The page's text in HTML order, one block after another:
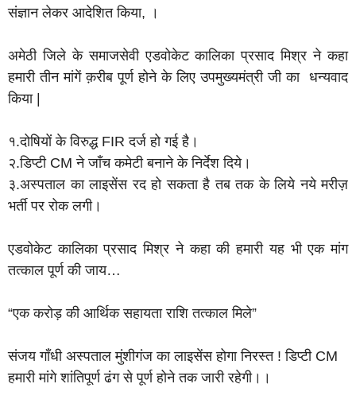
संज्ञान लेकर आदेशित किया, ।
अमेठी जिले के समाजसेवी एडवोकेट कालिका प्रसाद मिश्र ने कहा
हमारी तीन मांगें क़रीब पूर्ण होने के लिए उपमुख्यमंत्री जी का धन्यवाद
किया |
१.दोषियों के विरुद्ध FIR दर्ज हो गई है।
२.डिप्टी CM ने जाँच कमेटी बनाने के निर्देश दिये।
३.अस्पताल का लाइसेंस रद हो सकता है तब तक के लिये नये मरीज़
भर्ती पर रोक लगी।
एडवोकेट कालिका प्रसाद मिश्र ने कहा की हमारी यह भी एक मांग
तत्काल पूर्ण की जाय…
“एक करोड़ की आर्थिक सहायता राशि तत्काल मिले”
संजय गाँधी अस्पताल मुंशीगंज का लाइसेंस होगा निरस्त ! डिप्टी CM
हमारी मांगे शांतिपूर्ण ढंग से पूर्ण होने तक जारी रहेगी।।